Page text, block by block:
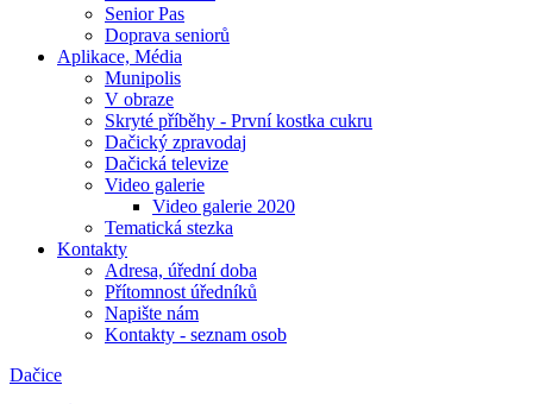
Senior Pas
Doprava seniorů
Aplikace, Média
Munipolis
V obraze
Skryté příběhy - První kostka cukru
Dačický zpravodaj
Dačická televize
Video galerie
Video galerie 2020
Tematická stezka
Kontakty
Adresa, úřední doba
Přítomnost úředníků
Napište nám
Kontakty - seznam osob
Dačice